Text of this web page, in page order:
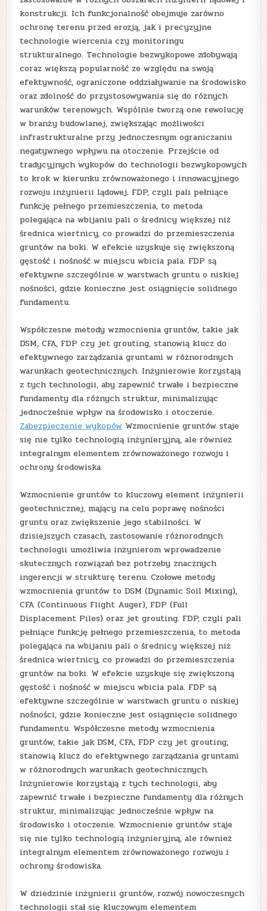
konstrukcji. Ich funkcjonalność obejmuje zarówno
ochronę terenu przed erozją, jak i precyzyjne
technologie wiercenia czy monitoringu
strukturalnego. Technologie bezwykopowe zdobywają
coraz większą popularność ze względu na swoją
efektywność, ograniczone oddziaływanie na środowisko
oraz zdolność do przystosowywania się do różnych
warunków terenowych. Wspólnie tworzą one rewolucję
w branży budowlanej, zwiększając możliwości
infrastrukturalne przy jednoczesnym ograniczaniu
negatywnego wpływu na otoczenie. Przejście od
tradycyjnych wykopów do technologii bezwykopowych
to krok w kierunku zrównoważonego i innowacyjnego
rozwoju inżynierii lądowej. FDP, czyli pali pełniące
funkcję pełnego przemieszczenia, to metoda
polegająca na wbijaniu pali o średnicy większej niż
średnica wiertnicy, co prowadzi do przemieszczenia
gruntów na boki. W efekcie uzyskuje się zwiększoną
gęstość i nośność w miejscu wbicia pala. FDP są
efektywne szczególnie w warstwach gruntu o niskiej
nośności, gdzie konieczne jest osiągnięcie solidnego
fundamentu.
Współczesne metody wzmocnienia gruntów, takie jak
DSM, CFA, FDP czy jet grouting, stanowią klucz do
efektywnego zarządzania gruntami w różnorodnych
warunkach geotechnicznych. Inżynierowie korzystają
z tych technologii, aby zapewnić trwałe i bezpieczne
fundamenty dla różnych struktur, minimalizując
jednocześnie wpływ na środowisko i otoczenie.
Zabezpieczenie wykopów Wzmocnienie gruntów staje
się nie tylko technologią inżynieryjną, ale również
integralnym elementem zrównoważonego rozwoju i
ochrony środowiska.
Wzmocnienie gruntów to kluczowy element inżynierii
geotechnicznej, mający na celu poprawę nośności
gruntu oraz zwiększenie jego stabilności. W
dzisiejszych czasach, zastosowanie różnorodnych
technologii umożliwia inżynierom wprowadzenie
skutecznych rozwiązań bez potrzeby znacznych
ingerencji w strukturę terenu. Czołowe metody
wzmocnienia gruntów to DSM (Dynamic Soil Mixing),
CFA (Continuous Flight Auger), FDP (Full
Displacement Piles) oraz jet grouting. FDP, czyli pali
pełniące funkcję pełnego przemieszczenia, to metoda
polegająca na wbijaniu pali o średnicy większej niż
średnica wiertnicy, co prowadzi do przemieszczenia
gruntów na boki. W efekcie uzyskuje się zwiększoną
gęstość i nośność w miejscu wbicia pala. FDP są
efektywne szczególnie w warstwach gruntu o niskiej
nośności, gdzie konieczne jest osiągnięcie solidnego
fundamentu. Współczesne metody wzmocnienia
gruntów, takie jak DSM, CFA, FDP czy jet grouting,
stanowią klucz do efektywnego zarządzania gruntami
w różnorodnych warunkach geotechnicznych.
Inżynierowie korzystają z tych technologii, aby
zapewnić trwałe i bezpieczne fundamenty dla różnych
struktur, minimalizując jednocześnie wpływ na
środowisko i otoczenie. Wzmocnienie gruntów staje
się nie tylko technologią inżynieryjną, ale również
integralnym elementem zrównoważonego rozwoju i
ochrony środowiska.
W dziedzinie inżynierii gruntów, rozwój nowoczesnych
technologii stał się kluczowym elementem